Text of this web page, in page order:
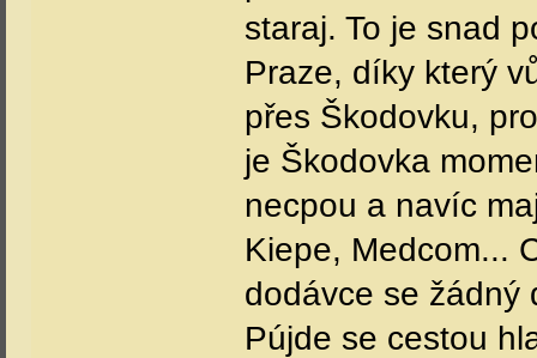
staraj. To je snad
Praze, díky který
přes Škodovku,
je Škodovka
necpou a navíc
Kiepe, Medcom...
dodávce se žádný
Pújde se cestou